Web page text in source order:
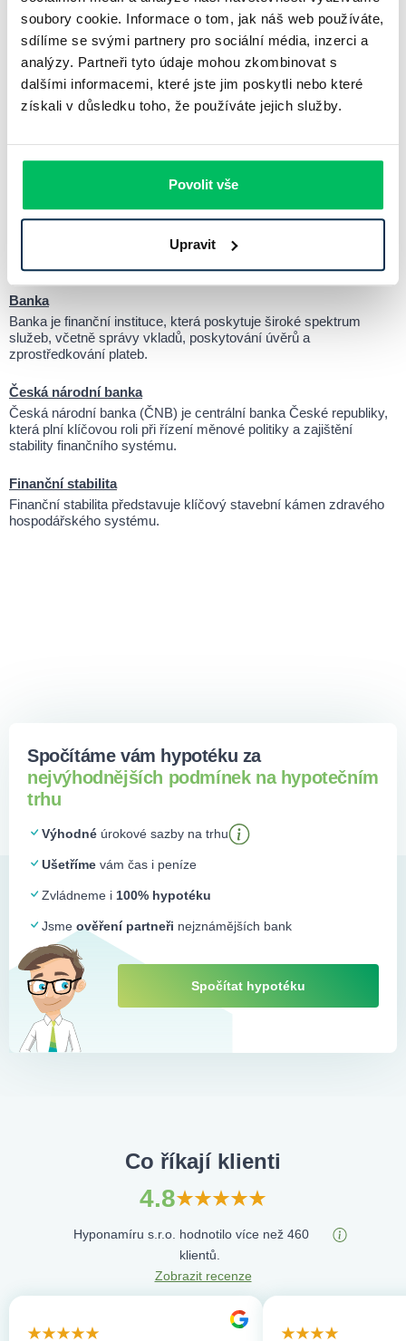
soubory cookie. Informace o tom, jak náš web používáte,
sdílíme se svými partnery pro sociální média, inzerci a
analýzy. Partneři tyto údaje mohou zkombinovat s
dalšími informacemi, které jste jim poskytli nebo které
získali v důsledku toho, že používáte jejich služby.
Povolit vše
Upravit
portálům veřejné správy nebo využívat služby firem, které
bankovní identitu podporují
. Celý proces je
rychlý, bezplatný
a bezpečný. Díky tomu je bankovní identita stále více využívána
i mimo státní správu, například v pojišťovnictví, telekomunikacích
nebo při zakládání investičních účtů.
Chci si spočítat hypotéku online
Související pojmy
Banka
Banka je finanční instituce, která poskytuje široké spektrum
služeb, včetně správy vkladů, poskytování úvěrů a
zprostředkování plateb.
Česká národní banka
Česká národní banka (ČNB) je centrální banka České republiky,
která plní klíčovou roli při řízení měnové politiky a zajištění
stability finančního systému.
Finanční stabilita
Finanční stabilita představuje klíčový stavební kámen zdravého
hospodářského systému.
Spočítáme vám hypotéku za
nejvýhodnějších podmínek na hypotečním
trhu
Výhodné úrokové sazby na trhu
Ušetříme vám čas i peníze
Zvládneme i 100% hypotéku
Jsme ověření partneři nejznámějších bank
Spočítat hypotéku
Co říkají klienti
4.8
Hyponamíru s.r.o. hodnotilo více než 460
klientů.
Zobrazit recenze